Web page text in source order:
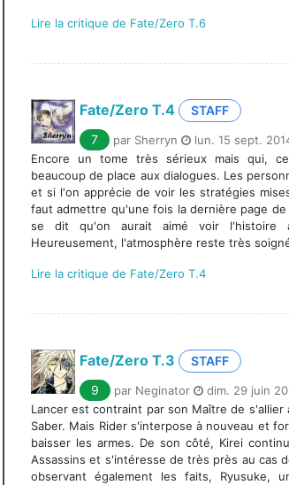
Lire la critique de Fate/Zero T.6
Fate/Zero T.4
STAFF
7
par Sherryn lun. 15 sept.
Encore un tome très sérieux mais qui,
beaucoup de place aux dialogues. Les
et si l'on apprécie de voir les stratégies
faut admettre qu'une fois la dernière page
se dit qu'on aurait aimé voir l'histoire
Heureusement, l'atmosphère reste très
Lire la critique de Fate/Zero T.4
Fate/Zero T.3
STAFF
9
par Neginator dim. 29 juin
Lancer est contraint par son Maître de s'allier
Saber. Mais Rider s'interpose à nouveau et
baisser les armes. De son côté, Kirei
Assassins et s'intéresse de très près au cas
observant également les faits, Ryusuke,